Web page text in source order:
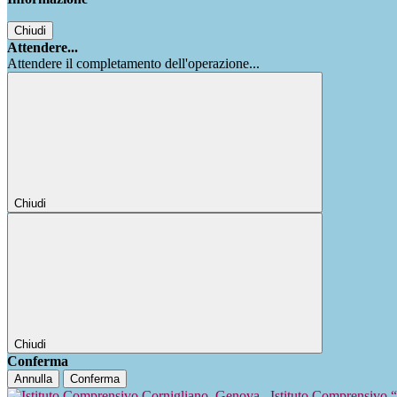
Chiudi
Attendere...
Attendere il completamento dell'operazione...
Chiudi
Chiudi
Conferma
Annulla Conferma